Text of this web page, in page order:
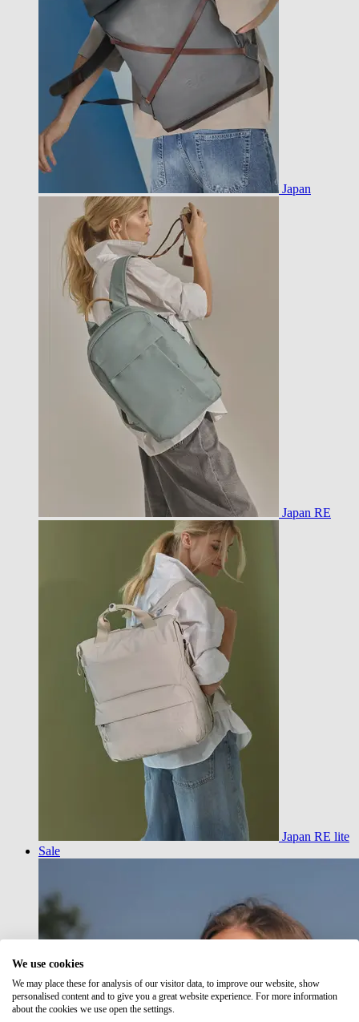
Japan
Japan RE
Japan RE lite
Sale
We use cookies
We may place these for analysis of our visitor data, to improve our website, show
personalised content and to give you a great website experience. For more information
about the cookies we use open the settings.